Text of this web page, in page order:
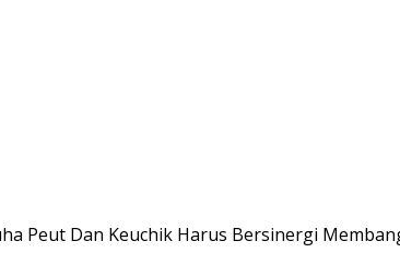
Peut Dan Keuchik Harus Bersinergi